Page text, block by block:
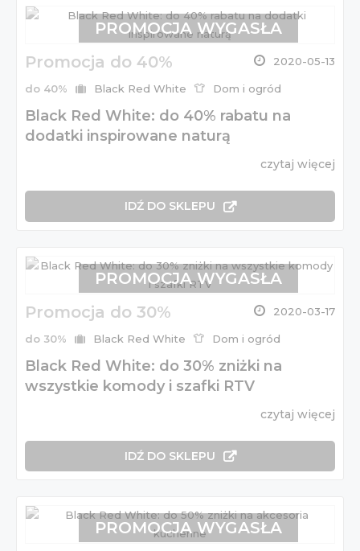
Promocja do 40% 2020-05-13
do 40% Black Red White Dom i ogród
Black Red White: do 40% rabatu na
dodatki inspirowane naturą
czytaj więcej
IDŹ DO SKLEPU
PROMOCJA WYGASŁA
Promocja do 30% 2020-03-17
do 30% Black Red White Dom i ogród
Black Red White: do 30% zniżki na
wszystkie komody i szafki RTV
czytaj więcej
IDŹ DO SKLEPU
PROMOCJA WYGASŁA
PROMOCJA WYGASŁA